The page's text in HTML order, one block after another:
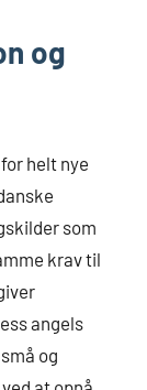
og
helt nye
som
krav til
angels
og